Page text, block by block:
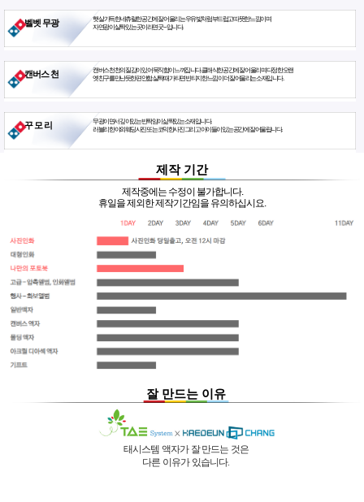
벨벳 무광
햇살 가득한 네츄럴한 공간에 잘 어울리는 우유빛처럼 부드럽고 따뜻한 느낌이며
자연광이 살짝 있는 곳이라면 굿~ 입니다.
캔버스 천
캔버스천 천의 질감이 있어 묵직함이 느껴집니다. 클래식한 공간에 잘 어울리며 다정한 오랜
옛친구를 만난듯한 편안함. 살짝 때가 타면 빈티지한 느낌이 더 잘 어울리는 소재입니다.
꾸 모 리
무광이면서 깊이있는 반짝임이 삶짝있는 소재입니다.
러블리한 야외웨딩사진 또는 코믹한사진 그리고 아이들이 있는 공간에 잘 어울립니다.
제작 기간
제작중에는 수정이 불가합니다.
휴일을 제외한 제작기간임을 유의하십시요.
잘 만드는 이유
태시스템 액자가 잘 만드는 것은
다른 이유가 있습니다.